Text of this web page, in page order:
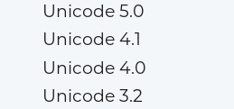
Unicode 5.0
Unicode 4.1
Unicode 4.0
Unicode 3.2